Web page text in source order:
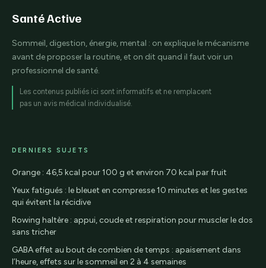
Santé Active
Sommeil, digestion, énergie, mental : on explique le mécanisme
avant de proposer la routine, et on dit quand il faut voir un
professionnel de santé.
Les contenus publiés ici sont informatifs et ne remplacent
pas un avis médical individualisé.
DERNIERS SUJETS
Orange : 46,5 kcal pour 100 g et environ 70 kcal par fruit
Yeux fatigués : le bleuet en compresse 10 minutes et les gestes
qui évitent la récidive
Rowing haltère : appui, coude et respiration pour muscler le dos
sans tricher
GABA effet au bout de combien de temps : apaisement dans
l’heure, effets sur le sommeil en 2 à 4 semaines